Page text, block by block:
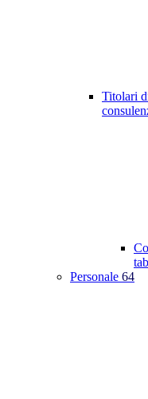
Titolari
Personale 64